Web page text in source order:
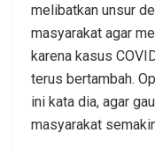
melibatkan unsur
masyarakat agar
karena kasus
terus bertambah.
ini kata dia, agar
masyarakat